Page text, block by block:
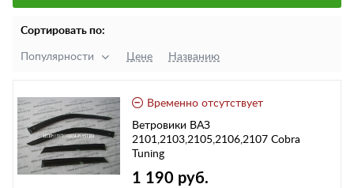
Сортировать по:
Популярности Цене Названию
Временно отсутствует
Ветровики ВАЗ
2101,2103,2105,2106,2107 Cobra
Tuning
1 190 руб.